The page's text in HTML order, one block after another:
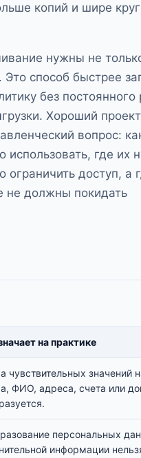
копий и шире круг
нужны не
способ быстрее
без постоянного
Хороший проект
вопрос:
где их
ограничить доступ, а
не должны покидать
на практике
чувствительных значений
ФИО, адреса, счета или
персональных
информации